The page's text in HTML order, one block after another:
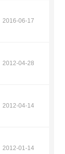
2016-06-17
2012-04-28
2012-04-14
2012-01-14